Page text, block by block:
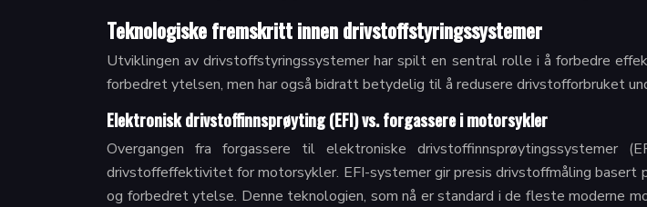
Teknologiske fremskritt innen drivstoffstyringssystemer
Utviklingen av drivstoffstyringssystemer har spilt en sentral rolle i å forbedre
forbedret ytelsen, men har også bidratt betydelig til å redusere drivstofforbruket
Elektronisk drivstoffinnsprøyting (EFI) vs. forgassere i motorsykler
Overgangen fra forgassere til elektroniske
drivstoffeffektivitet for motorsykler. EFI-systemer gir presis drivstoffmåling
og forbedret ytelse. Denne teknologien, som nå er standard i de fleste moderne